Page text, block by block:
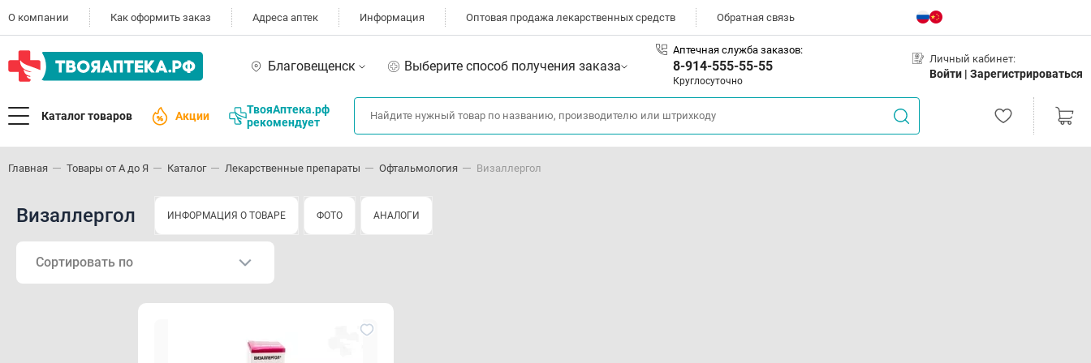
О компании Как оформить заказ Адреса аптек Информация Оптовая продажа лекарственных средств Обратная связь
Благовещенск Выберите способ получения заказа
Аптечная служба заказов:
8-914-555-55-55
Круглосуточно
Личный кабинет:
Войти | Зарегистрироваться
Каталог товаров Акции
ТвояАптека.рф
рекомендует
Главная Товары от А до Я Каталог Лекарственные препараты Офтальмология Визаллергол
Визаллергол ИНФОРМАЦИЯ О ТОВАРЕ ФОТО АНАЛОГИ
Сортировать по